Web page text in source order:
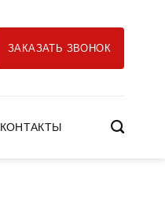
ЗАКАЗАТЬ ЗВОНОК
КОНТАКТЫ